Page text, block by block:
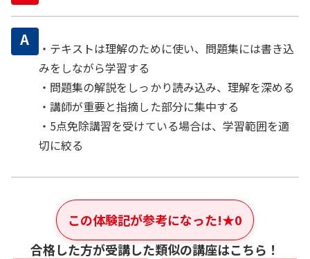
A
・テキストは理解のために使い、問題集には書き込
みをしながら学習する
・問題集の解説をしっかり読み込み、理解を深める
・講師が重要と指摘した部分に集中する
・5点免除講習を受けている場合は、学習範囲を適
切に絞る
この体験記が参考になった!★0
合格した方が受講した類似の講座はこちら！